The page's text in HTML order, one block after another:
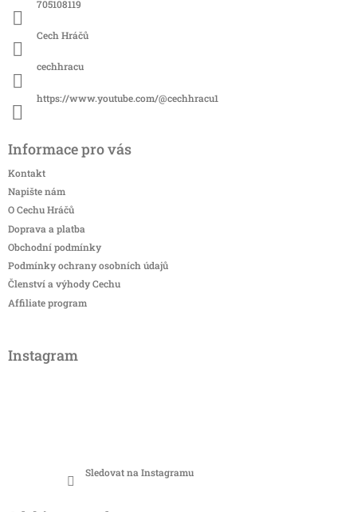
705108119
Cech Hráčů
cechhracu
https://www.youtube.com/@cechhracu1
Informace pro vás
Kontakt
Napište nám
O Cechu Hráčů
Doprava a platba
Obchodní podmínky
Podmínky ochrany osobních údajů
Členství a výhody Cechu
Affiliate program
Instagram
Sledovat na Instagramu